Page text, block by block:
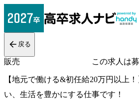
戻る
販売 この求人は
【地元で働ける&初任給20万円以上
い、生活を豊かにする仕事です！